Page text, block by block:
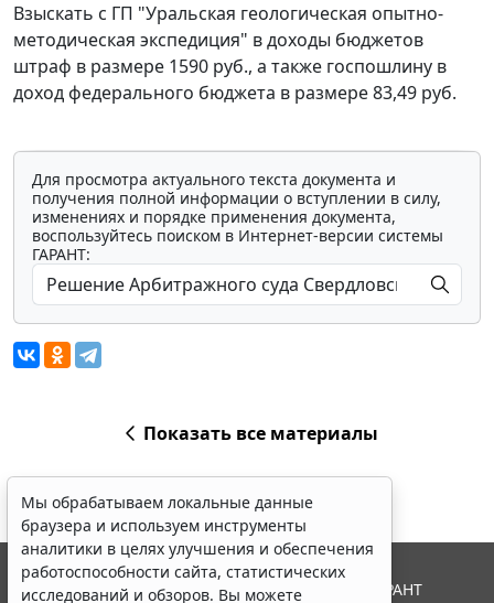
Взыскать с ГП "Уральская геологическая опытно-
методическая экспедиция" в доходы бюджетов
штраф в размере 1590 руб., а также госпошлину в
доход федерального бюджета в размере 83,49 руб.
Для просмотра актуального текста документа и
получения полной информации о вступлении в силу,
изменениях и порядке применения документа,
воспользуйтесь поиском в Интернет-версии системы
ГАРАНТ:
Показать все материалы
Мы обрабатываем локальные данные
браузера и используем инструменты
аналитики в целях улучшения и обеспечения
работоспособности сайта, статистических
исследований и обзоров. Вы можете
© ООО "НПП "ГАРАНТ-СЕРВИС", 2026. Система ГАРАНТ